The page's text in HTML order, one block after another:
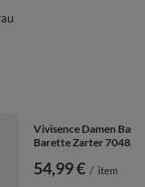
Vivisence Damen
Barette Zarter 7048,
54,99 € / item